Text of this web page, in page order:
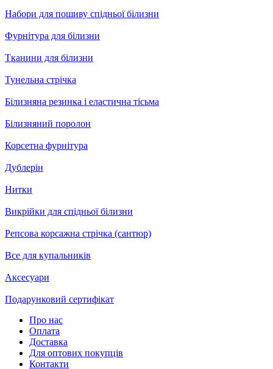
Набори для пошиву спідньої білизни
Фурнітура для білизни
Тканини для білизни
Тунельна стрічка
Білизняна резинка і еластична тісьма
Білизняний поролон
Корсетна фурнітура
Дублерін
Нитки
Викрійки для спідньої білизни
Репсова корсажна стрічка (сантюр)
Все для купальників
Аксесуари
Подарунковий сертифікат
Про нас
Оплата
Доставка
Для оптових покупців
Контакти